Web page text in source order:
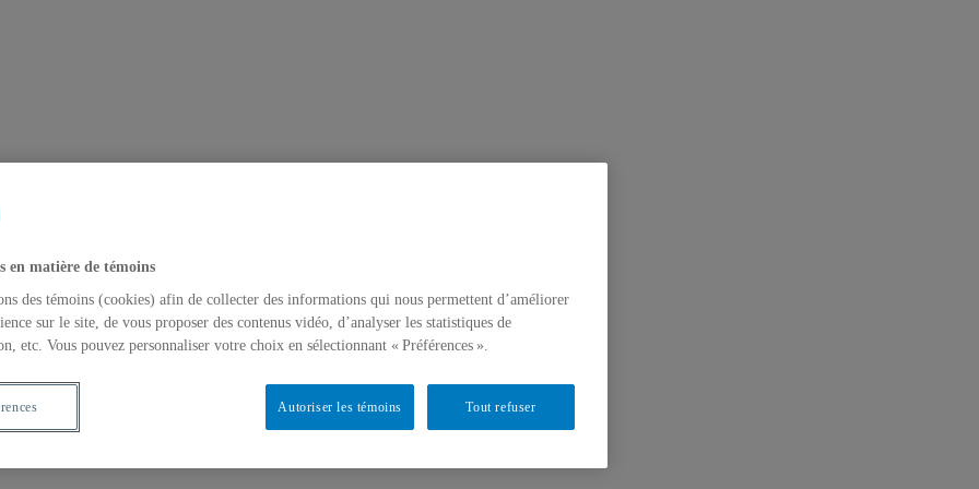
en matière de témoins
des témoins (cookies) afin de collecter des informations qui nous permettent d’améliorer
sur le site, de vous proposer des contenus vidéo, d’analyser les statistiques de
etc. Vous pouvez personnaliser votre choix en sélectionnant « Préférences ».
Tout refuser
Autoriser les témoins